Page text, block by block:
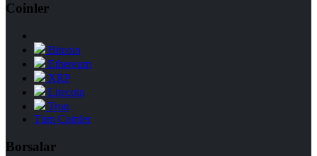
Coinler
Bitcoin
Ethereum
XRP
Litecoin
Tron
Tüm Coinler
Borsalar